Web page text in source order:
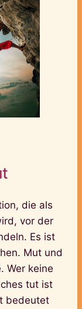
die als
vor der
Es ist
Mut und
Wer keine
tut ist
bedeutet